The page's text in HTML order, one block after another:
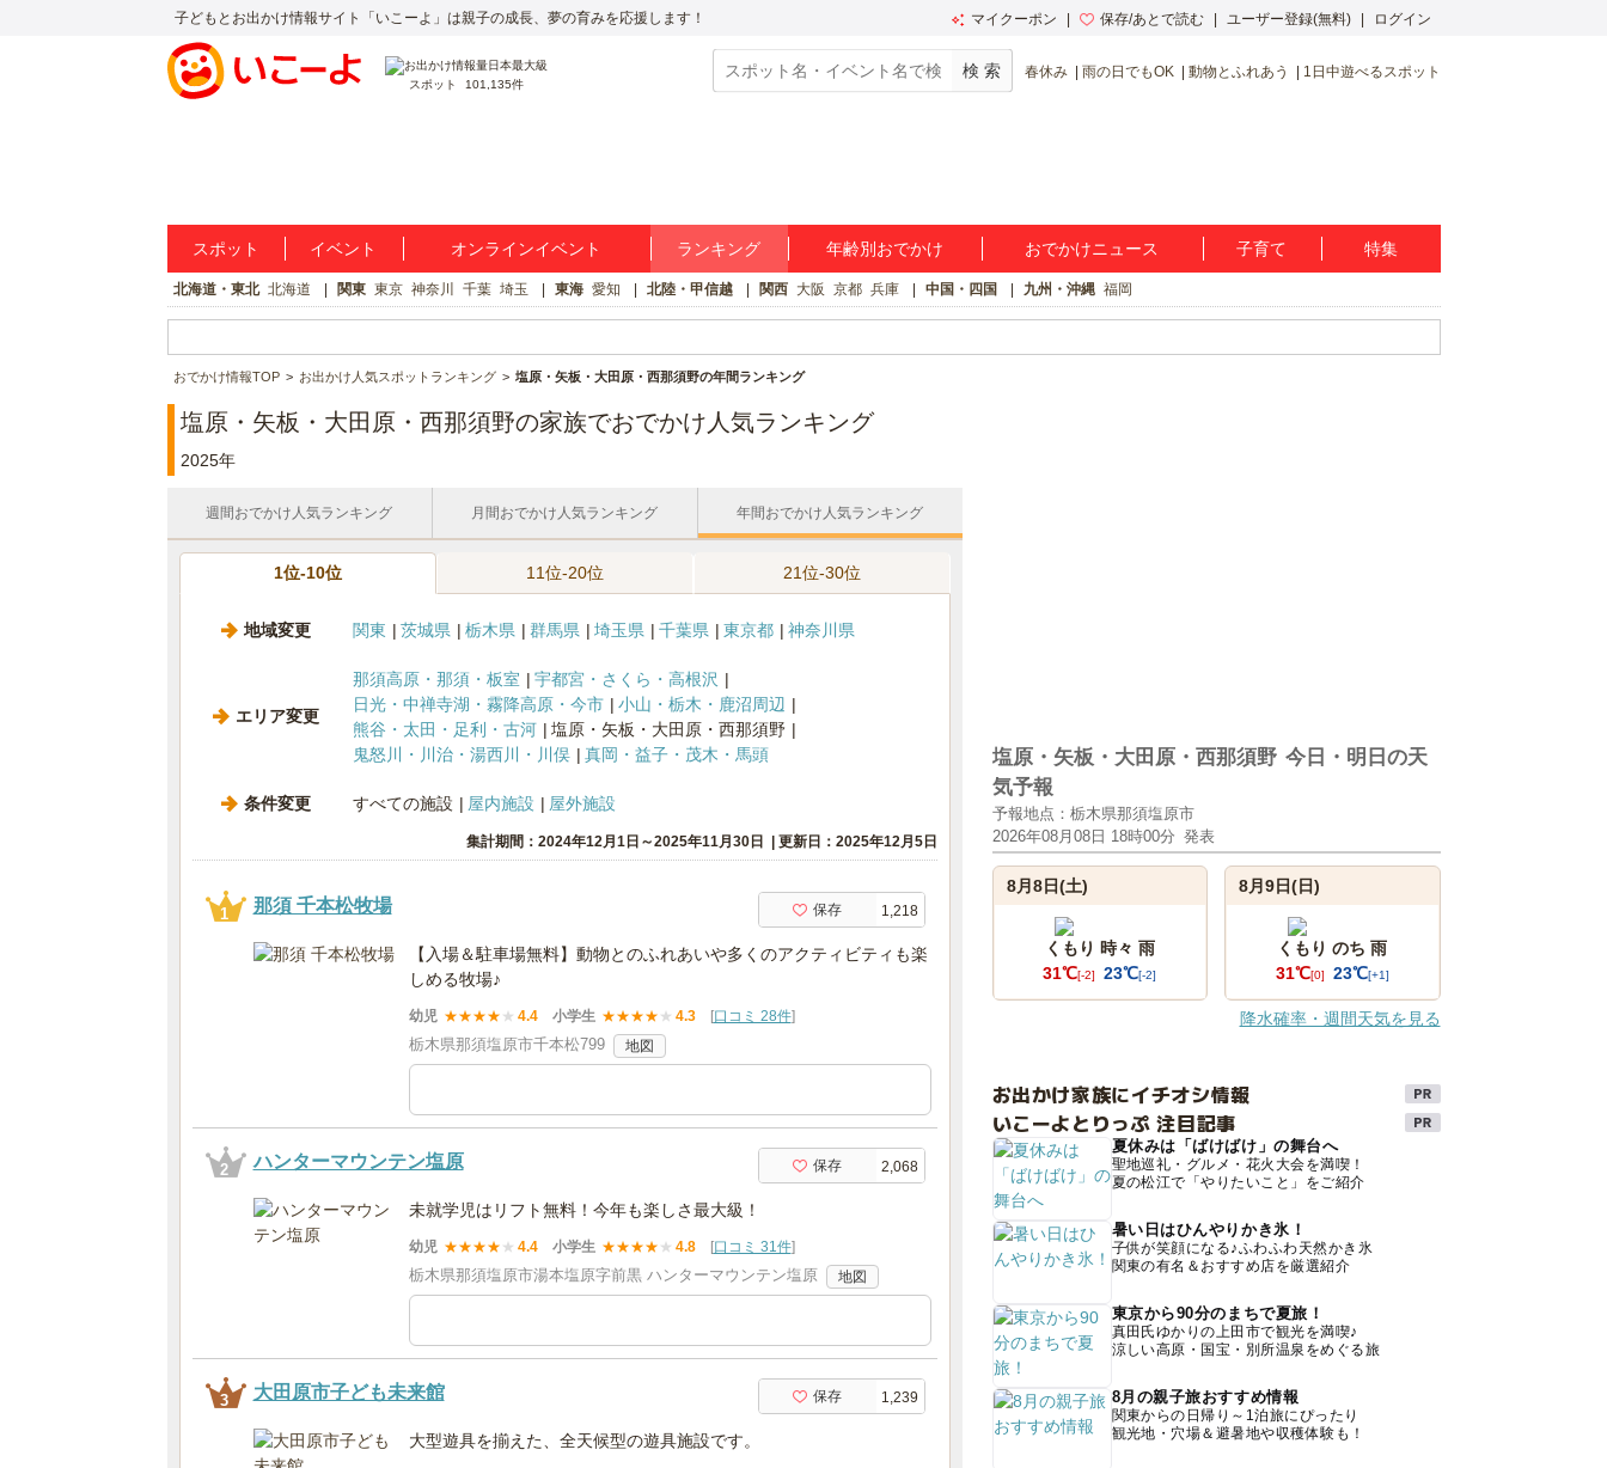
子どもとお出かけ情報サイト「いこーよ」は親子の成長、夢の育みを応援します！ マイクーポン 保存/あとで読む ユーザー登録(無料) ログイン
スポット 101,135件
春休み 雨の日でもOK 動物とふれあう 1日中遊べるスポット
スポット イベント オンラインイベント ランキング 年齢別おでかけ おでかけニュース 子育て 特集
北海道・東北 北海道 関東 東京 神奈川 千葉 埼玉 東海 愛知 北陸・甲信越 関西 大阪 京都 兵庫 中国・四国 九州・沖縄 福岡
おでかけ情報TOP お出かけ人気スポットランキング 塩原・矢板・大田原・西那須野の年間ランキング
塩原・矢板・大田原・西那須野の家族でおでかけ人気ランキング
2025年
週間おでかけ人気ランキング 月間おでかけ人気ランキング 年間おでかけ人気ランキング
1位-10位 11位-20位 21位-30位
地域変更 関東 茨城県 栃木県 群馬県 埼玉県 千葉県 東京都 神奈川県
エリア変更
那須高原・那須・板室
宇都宮・さくら・高根沢
日光・中禅寺湖・霧降高原・今市
小山・栃木・鹿沼周辺
熊谷・太田・足利・古河
塩原・矢板・大田原・西那須野
鬼怒川・川治・湯西川・川俣
真岡・益子・茂木・馬頭
条件変更 すべての施設 屋内施設 屋外施設
集計期間：2024年12月1日～2025年11月30日 更新日：2025年12月5日
1 那須 千本松牧場 保存 1,218
【入場＆駐車場無料】動物とのふれあいや多くのアクティビティも楽
しめる牧場♪
幼児 ★★★★ ★ 4.4 小学生 ★★★★ ★ 4.3 [口コミ 28件]
栃木県那須塩原市千本松799 地図
2 ハンターマウンテン塩原 保存 2,068
未就学児はリフト無料！今年も楽しさ最大級！
幼児 ★★★★ ★ 4.4 小学生 ★★★★ ★ 4.8 [口コミ 31件]
栃木県那須塩原市湯本塩原字前黒 ハンターマウンテン塩原 地図
3 大田原市子ども未来館 保存 1,239
大型遊具を揃えた、全天候型の遊具施設です。
塩原・矢板・大田原・西那須野 今日・明日の天
気予報
予報地点：栃木県那須塩原市
2026年08月08日 18時00分 発表
8月8日(土)
くもり 時々 雨
31℃[-2] 23℃[-2]
8月9日(日)
くもり のち 雨
31℃[0] 23℃[+1]
降水確率・週間天気を見る
お出かけ家族にイチオシ情報
いこーよとりっぷ 注目記事
夏休みは「ばけばけ」の舞台へ
聖地巡礼・グルメ・花火大会を満喫！
夏の松江で「やりたいこと」をご紹介
暑い日はひんやりかき氷！
子供が笑顔になる♪ふわふわ天然かき氷
関東の有名＆おすすめ店を厳選紹介
東京から90分のまちで夏旅！
真田氏ゆかりの上田市で観光を満喫♪
涼しい高原・国宝・別所温泉をめぐる旅
8月の親子旅おすすめ情報
関東からの日帰り～1泊旅にぴったり
観光地・穴場＆避暑地や収穫体験も！